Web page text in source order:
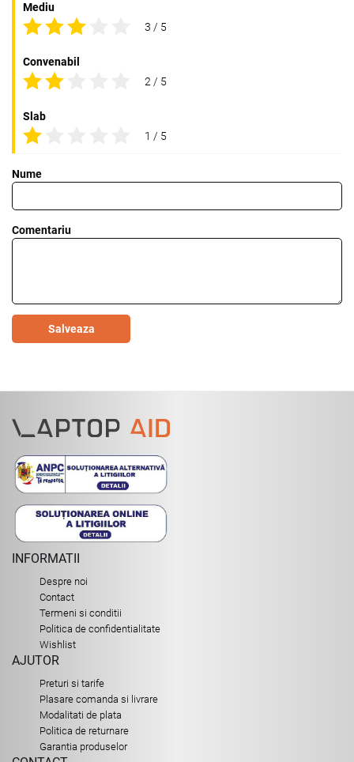
Mediu
3 / 5
Convenabil
2 / 5
Slab
1 / 5
Nume
Comentariu
Salveaza
INFORMATII
Despre noi
Contact
Termeni si conditii
Politica de confidentialitate
Wishlist
AJUTOR
Preturi si tarife
Plasare comanda si livrare
Modalitati de plata
Politica de returnare
Garantia produselor